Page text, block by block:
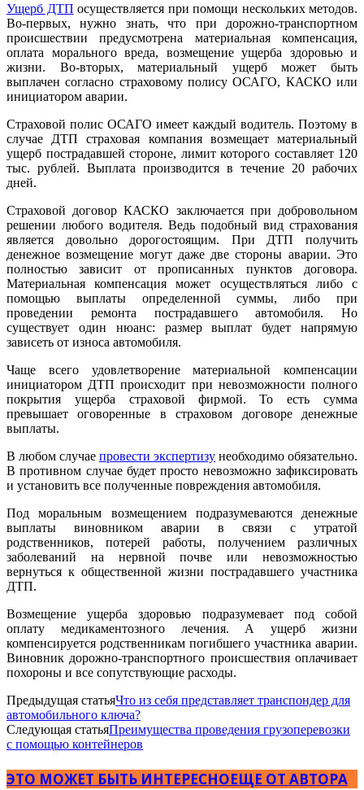
Ущерб ДТП осуществляется при помощи нескольких методов.
Во-первых, нужно знать, что при дорожно-транспортном
происшествии предусмотрена материальная компенсация,
оплата морального вреда, возмещение ущерба здоровью и
жизни. Во-вторых, материальный ущерб может быть
выплачен согласно страховому полису ОСАГО, КАСКО или
инициатором аварии.
Страховой полис ОСАГО имеет каждый водитель. Поэтому в
случае ДТП страховая компания возмещает материальный
ущерб пострадавшей стороне, лимит которого составляет 120
тыс. рублей. Выплата производится в течение 20 рабочих
дней.
Страховой договор КАСКО заключается при добровольном
решении любого водителя. Ведь подобный вид страхования
является довольно дорогостоящим. При ДТП получить
денежное возмещение могут даже две стороны аварии. Это
полностью зависит от прописанных пунктов договора.
Материальная компенсация может осуществляться либо с
помощью выплаты определенной суммы, либо при
проведении ремонта пострадавшего автомобиля. Но
существует один нюанс: размер выплат будет напрямую
зависеть от износа автомобиля.
Чаще всего удовлетворение материальной компенсации
инициатором ДТП происходит при невозможности полного
покрытия ущерба страховой фирмой. То есть сумма
превышает оговоренные в страховом договоре денежные
выплаты.
В любом случае провести экспертизу необходимо обязательно.
В противном случае будет просто невозможно зафиксировать
и установить все полученные повреждения автомобиля.
Под моральным возмещением подразумеваются денежные
выплаты виновником аварии в связи с утратой
родственников, потерей работы, получением различных
заболеваний на нервной почве или невозможностью
вернуться к общественной жизни пострадавшего участника
ДТП.
Возмещение ущерба здоровью подразумевает под собой
оплату медикаментозного лечения. А ущерб жизни
компенсируется родственникам погибшего участника аварии.
Виновник дорожно-транспортного происшествия оплачивает
похороны и все сопутствующие расходы.
Предыдущая статьяЧто из себя представляет транспондер для
автомобильного ключа?
Следующая статьяПреимущества проведения грузоперевозки
с помощью контейнеров
ЭТО МОЖЕТ БЫТЬ ИНТЕРЕСНОЕЩЕ ОТ АВТОРА